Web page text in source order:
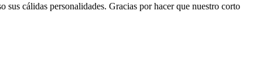
cálidas personalidades. Gracias por hacer que nuestro corto